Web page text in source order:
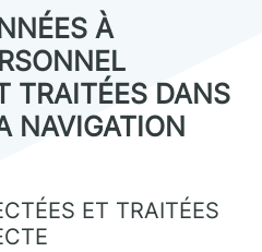
À
TRAITÉES DANS
NAVIGATION
ET TRAITÉES